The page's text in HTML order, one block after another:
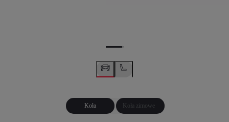
Koła Koła zimowe